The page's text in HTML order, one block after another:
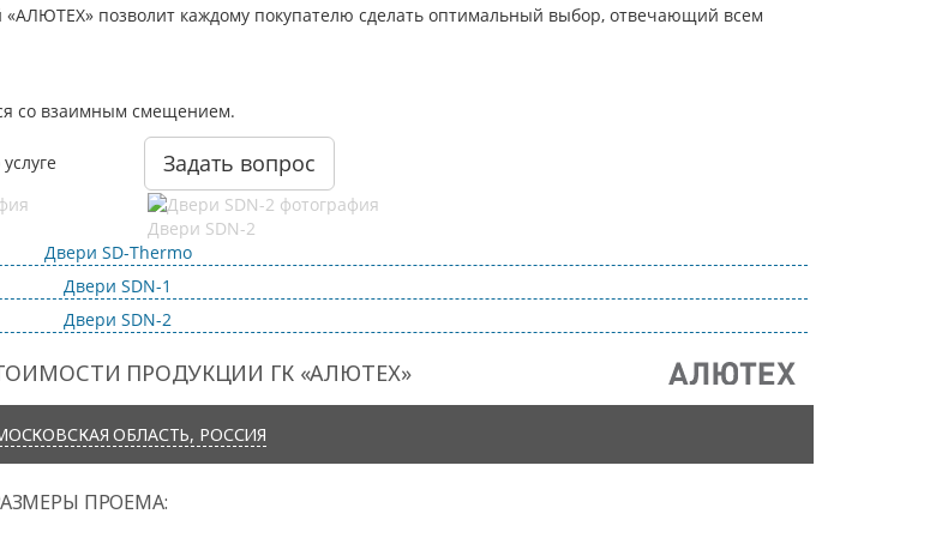
позволит каждому покупателю сделать оптимальный выбор, отвечающий всем
со взаимным смещением.
Задать вопрос
Двери SDN-2
Двери SD-Thermo
Двери SDN-1
Двери SDN-2